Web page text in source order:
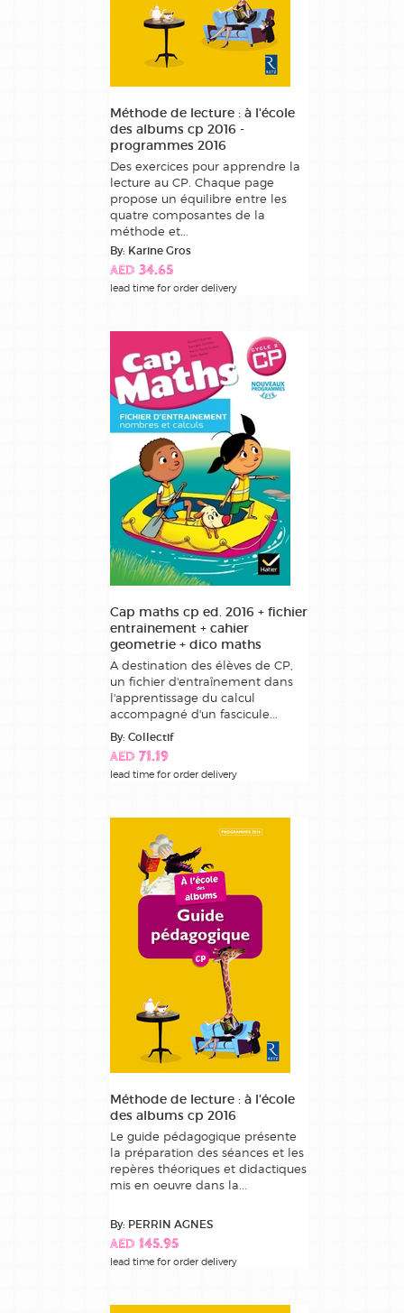
Méthode de lecture : à l'école
des albums cp 2016 -
programmes 2016
Des exercices pour apprendre la
lecture au CP. Chaque page
propose un équilibre entre les
quatre composantes de la
méthode et...
By: Karine Gros
AED 34.65
lead time for order delivery
Cap maths cp ed. 2016 + fichier
entrainement + cahier
geometrie + dico maths
A destination des élèves de CP,
un fichier d'entraînement dans
l'apprentissage du calcul
accompagné d'un fascicule...
By: Collectif
AED 71.19
lead time for order delivery
Méthode de lecture : à l'école
des albums cp 2016
Le guide pédagogique présente
la préparation des séances et les
repères théoriques et didactiques
mis en oeuvre dans la...
By: PERRIN AGNES
AED 145.95
lead time for order delivery